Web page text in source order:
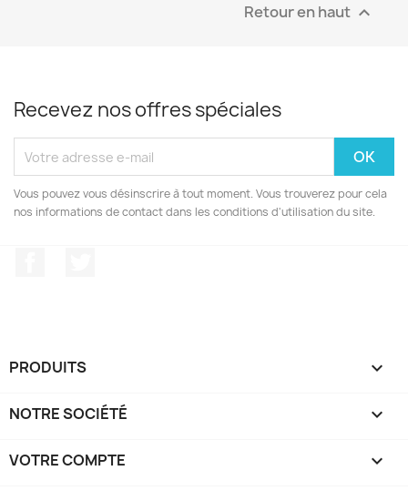
Retour en haut 
Recevez nos offres spéciales
Vous pouvez vous désinscrire à tout moment. Vous trouverez pour cela
nos informations de contact dans les conditions d'utilisation du site.
PRODUITS 
NOTRE SOCIÉTÉ 
VOTRE COMPTE 